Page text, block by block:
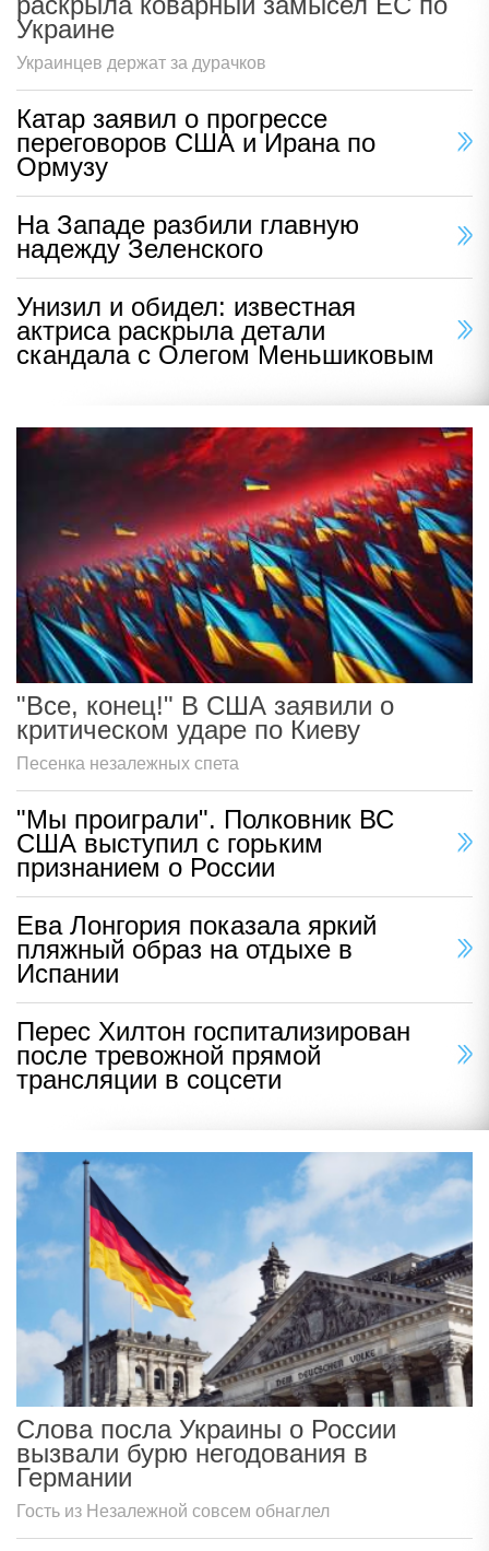
Украине
Украинцев держат за дурачков
Катар заявил о прогрессе
переговоров США и Ирана по
Ормузу
На Западе разбили главную
надежду Зеленского
Унизил и обидел: известная
актриса раскрыла детали
скандала с Олегом Меньшиковым
"Все, конец!" В США заявили о
критическом ударе по Киеву
Песенка незалежных спета
"Мы проиграли". Полковник ВС
США выступил с горьким
признанием о России
Ева Лонгория показала яркий
пляжный образ на отдыхе в
Испании
Перес Хилтон госпитализирован
после тревожной прямой
трансляции в соцсети
Слова посла Украины о России
вызвали бурю негодования в
Германии
Гость из Незалежной совсем обнаглел